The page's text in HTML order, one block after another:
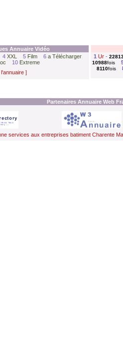
AnnuaireVidéo
4 XXL 5 Film 6 a Télécharger
10 Extreme
l'annuaire ]
1 Ur-
10988fois
8110fois
Partenaires Annuaire Web
services aux entreprises batiment Charente